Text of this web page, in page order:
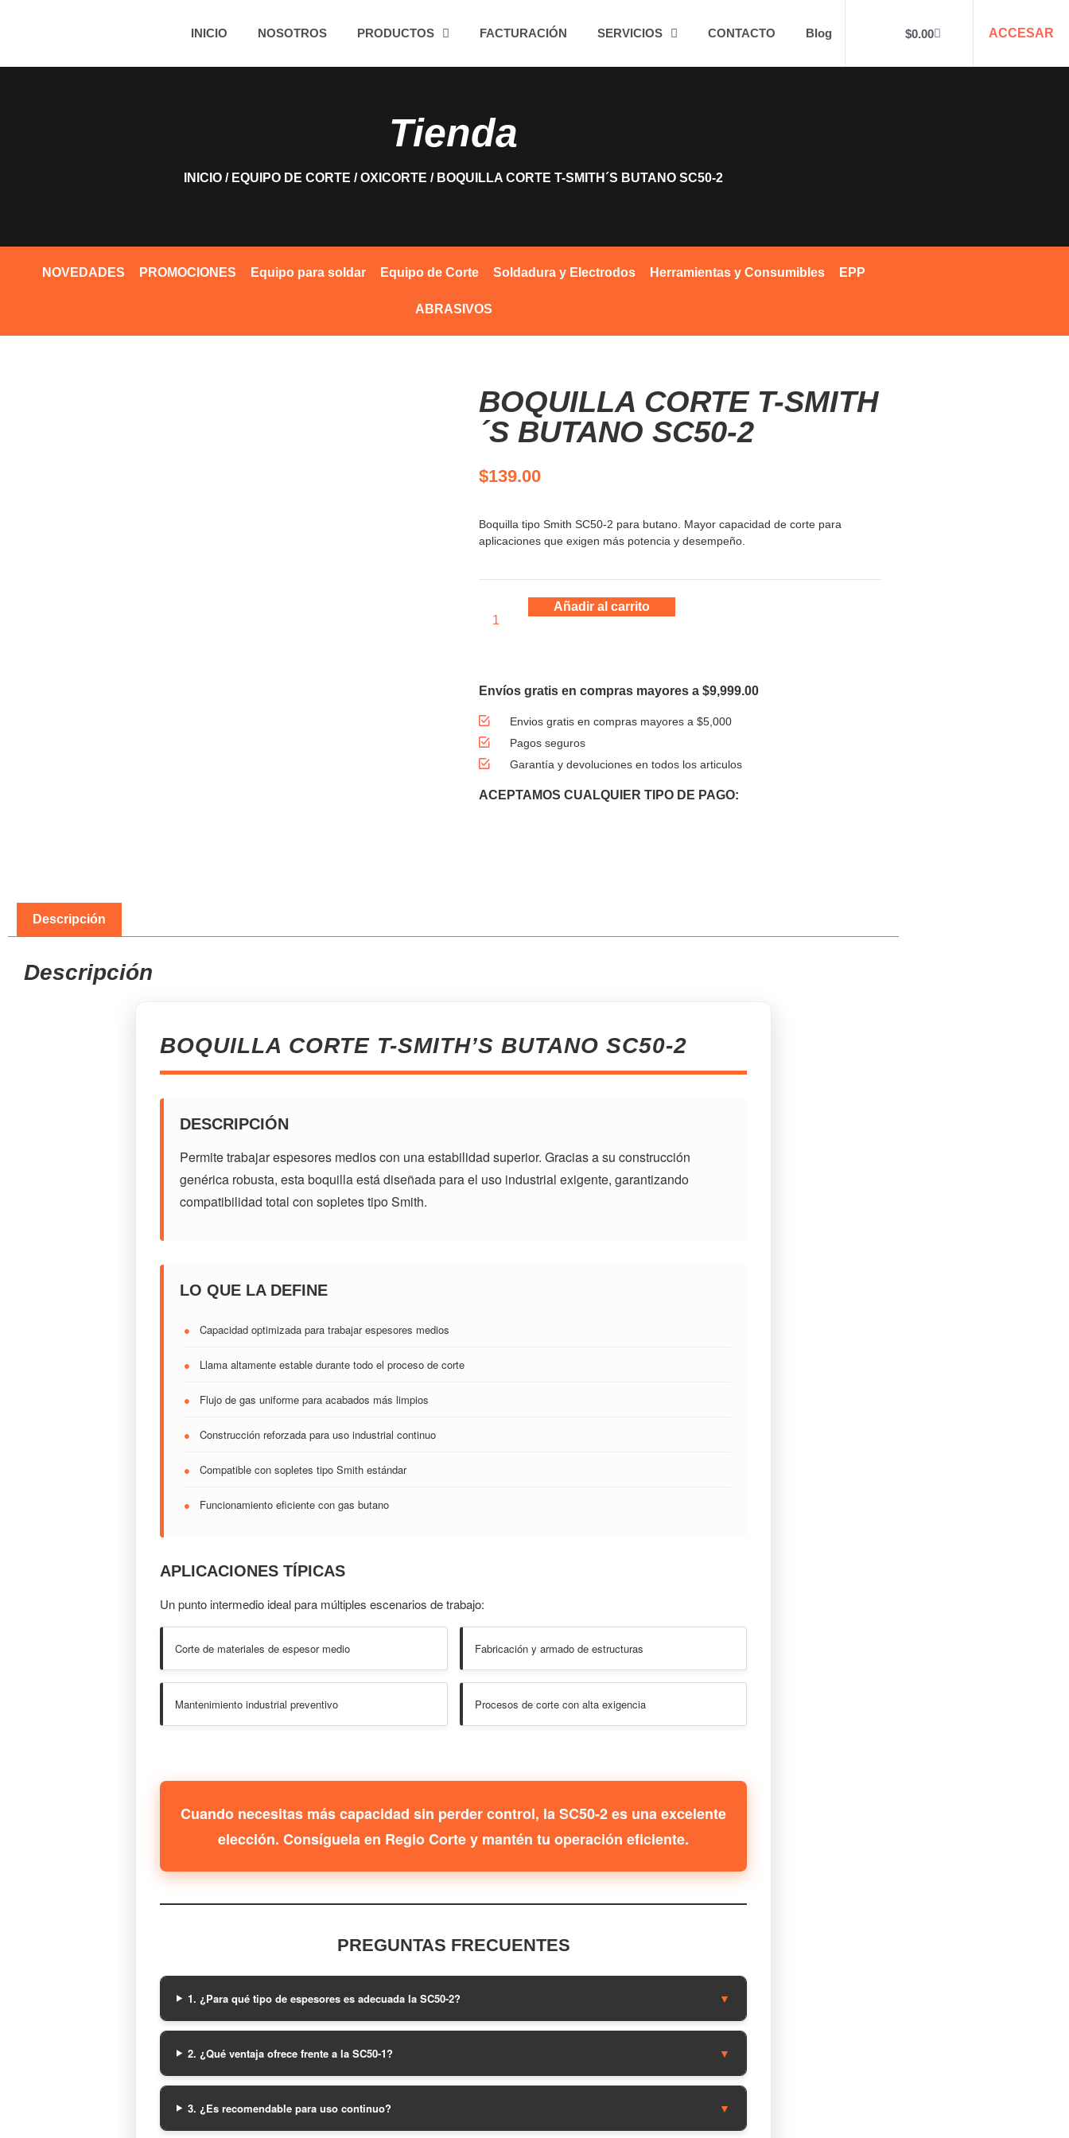
INICIO NOSOTROS PRODUCTOS FACTURACIÓN SERVICIOS CONTACTO Blog $0.00 ACCESAR
Tienda
INICIO / EQUIPO DE CORTE /OXICORTE / BOQUILLA CORTE T-SMITH´S BUTANO SC50-2
NOVEDADES PROMOCIONES Equipo para soldar Equipo de Corte Soldadura y Electrodos Herramientas y Consumibles EPP
ABRASIVOS
BOQUILLA CORTE T-SMITH
´S BUTANO SC50-2
$139.00
Boquilla tipo Smith SC50-2 para butano. Mayor capacidad de corte para
aplicaciones que exigen más potencia y desempeño.
Añadir al carrito
Envíos gratis en compras mayores a $9,999.00
Envios gratis en compras mayores a $5,000
Pagos seguros
Garantía y devoluciones en todos los articulos
ACEPTAMOS CUALQUIER TIPO DE PAGO:
Descripción
Descripción
BOQUILLA CORTE T-SMITH’S BUTANO SC50-2
DESCRIPCIÓN
Permite trabajar espesores medios con una estabilidad superior. Gracias a su construcción
genérica robusta, esta boquilla está diseñada para el uso industrial exigente, garantizando
compatibilidad total con sopletes tipo Smith.
LO QUE LA DEFINE
● Capacidad optimizada para trabajar espesores medios
● Llama altamente estable durante todo el proceso de corte
● Flujo de gas uniforme para acabados más limpios
● Construcción reforzada para uso industrial continuo
● Compatible con sopletes tipo Smith estándar
● Funcionamiento eficiente con gas butano
APLICACIONES TÍPICAS
Un punto intermedio ideal para múltiples escenarios de trabajo:
Corte de materiales de espesor medio Fabricación y armado de estructuras
Mantenimiento industrial preventivo Procesos de corte con alta exigencia
Cuando necesitas más capacidad sin perder control, la SC50-2 es una excelente
elección. Consíguela en Regio Corte y mantén tu operación eficiente.
PREGUNTAS FRECUENTES
1. ¿Para qué tipo de espesores es adecuada la SC50-2? ▼
2. ¿Qué ventaja ofrece frente a la SC50-1? ▼
3. ¿Es recomendable para uso continuo? ▼